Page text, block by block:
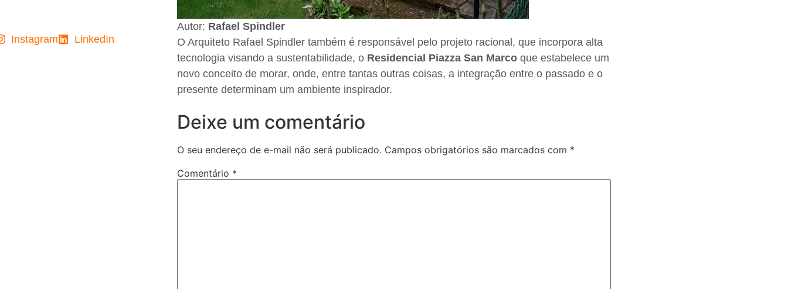
Autor: Rafael Spindler
O Arquiteto Rafael Spindler também é responsável pelo projeto racional, que incorpora alta
tecnologia visando a sustentabilidade, o Residencial Piazza San Marco que estabelece um
novo conceito de morar, onde, entre tantas outras coisas, a integração entre o passado e o
presente determinam um ambiente inspirador.
Deixe um comentário
O seu endereço de e-mail não será publicado. Campos obrigatórios são marcados com *
Comentário *
Instagram LinkedIn